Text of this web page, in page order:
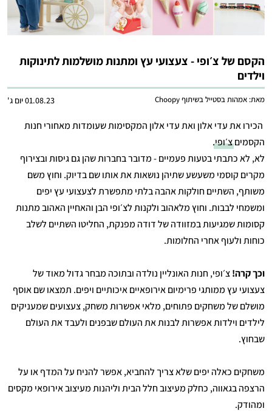
הקסם של צ׳ופי - צעצועי עץ ומתנות מושלמות לתינוקות
וילדים
01.08.23 יום ג' מאת: אמהות בסטייל בשיתוף Choopy
הכירו את עדי אלון ואת עדי אלון המקסימות שעומדות מאחורי חנות
הקסמיםצ׳ופי.
לא, לא כתבתי בטעות פעמיים - מדובר בחברות שהן גם גיסות ובצירוף
מקרים קוסמי משעשע שתיהן נושאות את אותו שם בדיוק. וחוץ משם
משותף, השתיים חולקות אהבה בלתי מתפשרת לצעצועי עץ יפים
ומשמחי לבבות. וחוץ מלאהוב ולקנות לצ׳ופי הבן והאחיין האהוב מתנות
קסומות שמגיעות במזוודה של דודה מפנקת, החליטו השתיים לשלב
כוחות ולעוף אחרי החלומות.
וכך קרה!צ׳ופי, חנות האונליין נולדה ובתוכה מבחר גדול מאוד של
צעצועי עץ ממותגי פרימיום אירופאיים איכותיים ויפים. תמצאו שם אוסף
מושלם של משחקים פתוחים, מלאי אפשרות משחק, צעצועים שמעניקים
לילדים וילדות אפשרות לבנות את העולם שבפנים ולעבד את העולם
שבחוץ.
משחקים כאלה יפים שלא צריך להחביא, אפשר להניח על המדף או על
הרצפה בגאווה, כחלק מעיצוב חלל הבית וליהנות מעיצוב אירופאי מקסים
ומהודק.